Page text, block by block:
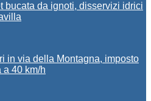
bucata da ignoti, disservizi idrici
in via della Montagna, imposto
a 40 km/h